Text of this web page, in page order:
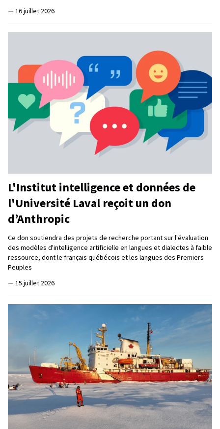
— 16 juillet 2026
L'Institut intelligence et données de
l'Université Laval reçoit un don
d’Anthropic
Ce don soutiendra des projets de recherche portant sur l'évaluation
des modèles d'intelligence artificielle en langues et dialectes à faible
ressource, dont le français québécois et les langues des Premiers
Peuples
— 15 juillet 2026